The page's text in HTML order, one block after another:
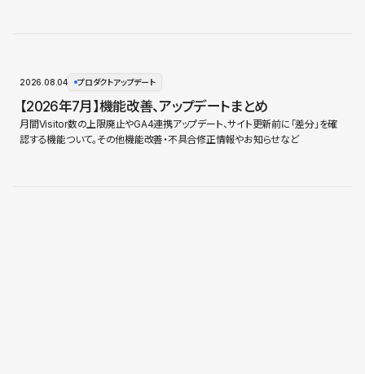
2026.08.04 プロダクトアップデート
【2026年7月】機能改善、アップデートまとめ
月間Visitor数の上限廃止やGA4連携アップデート、サイト更新前に「差分」を確
認する機能ついて。その他機能改善・不具合修正情報やお知らせなど